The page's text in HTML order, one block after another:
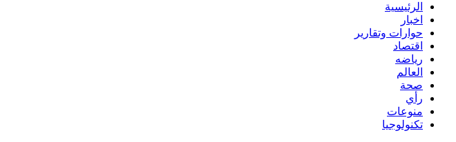
الرئيسية
اخبار
حوارات وتقارير
اقتصاد
رياضه
العالم
صحة
رأي
منوعات
تكنولوجيا